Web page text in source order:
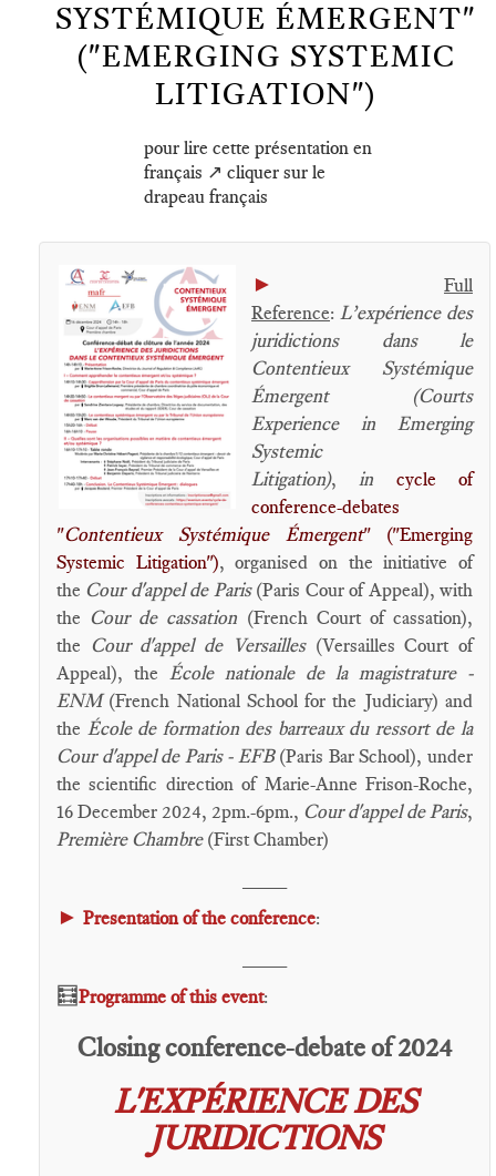
SYSTÉMIQUE ÉMERGENT"
("EMERGING SYSTEMIC
LITIGATION")
pour lire cette présentation en
français ↗️ cliquer sur le
drapeau français
►
Full
Reference: L’expérience des
juridictions dans le
Contentieux Systémique
Émergent (Courts
Experience in Emerging
Systemic
Litigation),in
cycle of
conference-debates
"Contentieux Systémique Émergent" ("Emerging
Systemic Litigation"), organised on the initiative of
the Cour d'appel de Paris(Paris Cour of Appeal), with
the Cour de cassation (French Court of cassation),
the Cour d'appel de Versailles(Versailles Court of
Appeal), the École nationale de la magistrature -
ENM (French National School for the Judiciary) and
the École de formation des barreaux du ressort de la
Cour d'appel de Paris - EFB(Paris Bar School), under
the scientific direction of Marie-Anne Frison-Roche,
16 December 2024, 2pm.-6pm., Cour d'appel de Paris,
Première Chambre (First Chamber)
► Presentation of the conference:
🧮Programme of this event:
Closing conference-debate of 2024
L'EXPÉRIENCE DES
JURIDICTIONS